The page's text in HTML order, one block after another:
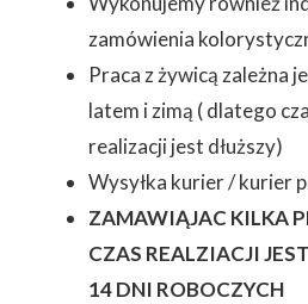
zamówienia
Praca z żywicą zależna
latem i zimą ( dlatego
realizacji jest dłuższy)
Wysyłka kurier / kurier
ZAMAWIĄJAC KILKA
CZAS REALZIACJI
14 DNI ROBOCZYCH